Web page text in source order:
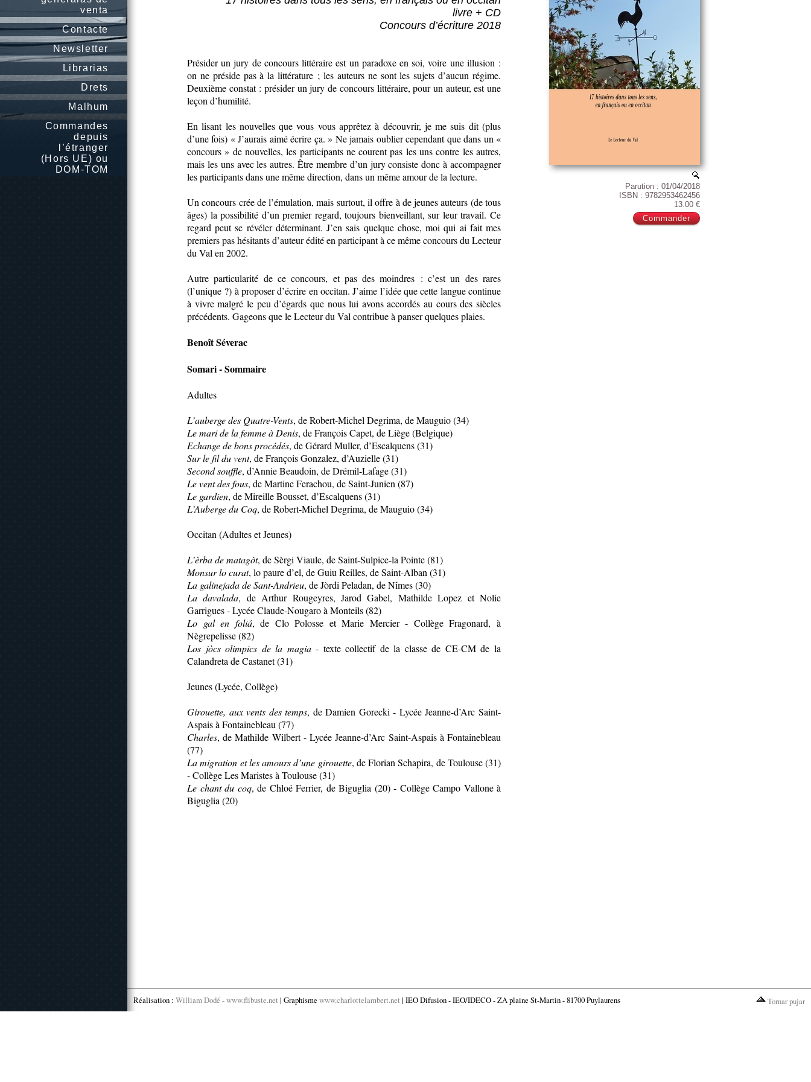
venta
Contacte
Newsletter
Librarias
Drets
Malhum
Commandes
depuis
l’étranger
(Hors UE) ou
DOM-TOM
Parution : 01/04/2018
ISBN : 9782953462456
13.00 €
livre + CD
Concours d’écriture 2018
Présider un jury de concours littéraire est un paradoxe en soi, voire une illusion :
on ne préside pas à la littérature ; les auteurs ne sont les sujets d’aucun régime.
Deuxième constat : présider un jury de concours littéraire, pour un auteur, est une
leçon d’humilité.
En lisant les nouvelles que vous vous apprêtez à découvrir, je me suis dit (plus
d’une fois) « J’aurais aimé écrire ça. » Ne jamais oublier cependant que dans un «
concours » de nouvelles, les participants ne courent pas les uns contre les autres,
mais les uns avec les autres. Être membre d’un jury consiste donc à accompagner
les participants dans une même direction, dans un même amour de la lecture.
Un concours crée de l’émulation, mais surtout, il offre à de jeunes auteurs (de tous
âges) la possibilité d’un premier regard, toujours bienveillant, sur leur travail. Ce
regard peut se révéler déterminant. J’en sais quelque chose, moi qui ai fait mes
premiers pas hésitants d’auteur édité en participant à ce même concours du Lecteur
du Val en 2002.
Autre particularité de ce concours, et pas des moindres : c’est un des rares
(l’unique ?) à proposer d’écrire en occitan. J’aime l’idée que cette langue continue
à vivre malgré le peu d’égards que nous lui avons accordés au cours des siècles
précédents. Gageons que le Lecteur du Val contribue à panser quelques plaies.
Benoît Séverac
Somari - Sommaire
Adultes
L’auberge des Quatre-Vents, de Robert-Michel Degrima, de Mauguio (34)
Le mari de la femme à Denis, de François Capet, de Liège (Belgique)
Echange de bons procédés, de Gérard Muller, d’Escalquens (31)
Sur le fil du vent, de François Gonzalez, d’Auzielle (31)
Second souffle, d’Annie Beaudoin, de Drémil-Lafage (31)
Le vent des fous, de Martine Ferachou, de Saint-Junien (87)
Le gardien, de Mireille Bousset, d’Escalquens (31)
L’Auberge du Coq, de Robert-Michel Degrima, de Mauguio (34)
Occitan (Adultes et Jeunes)
L’èrba de matagòt, de Sèrgi Viaule, de Saint-Sulpice-la Pointe (81)
Monsur lo curat, lo paure d’el, de Guiu Reilles, de Saint-Alban (31)
La galinejada de Sant-Andrieu, de Jòrdi Peladan, de Nîmes (30)
La davalada, de Arthur Rougeyres, Jarod Gabel, Mathilde Lopez et Nolie
Garrigues - Lycée Claude-Nougaro à Monteils (82)
Lo gal en foliá, de Clo Polosse et Marie Mercier - Collège Fragonard, à
Nègrepelisse (82)
Los jòcs olimpics de la magia- texte collectif de la classe de CE-CM de la
Calandreta de Castanet (31)
Jeunes (Lycée, Collège)
Girouette, aux vents des temps, de Damien Gorecki - Lycée Jeanne-d’Arc Saint-
Aspais à Fontainebleau (77)
Charles, de Mathilde Wilbert - Lycée Jeanne-d’Arc Saint-Aspais à Fontainebleau
(77)
La migration et les amours d’une girouette, de Florian Schapira, de Toulouse (31)
- Collège Les Maristes à Toulouse (31)
Le chant du coq, de Chloé Ferrier, de Biguglia (20) - Collège Campo Vallone à
Biguglia (20)
Réalisation : William Dodé - www.flibuste.net | Graphisme www.charlottelambert.net | IEO Difusion - IEO/IDECO - ZA plaine St-Martin - 81700 Puylaurens Tornar pujar